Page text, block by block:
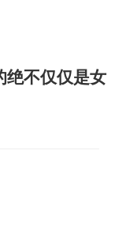
绝不仅仅是女